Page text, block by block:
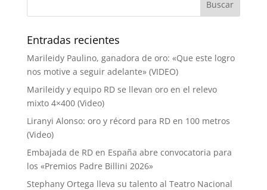
Entradas recientes
Marileidy Paulino, ganadora de oro: «Que este logro
nos motive a seguir adelante» (VIDEO)
Marileidy y equipo RD se llevan oro en el relevo
mixto 4×400 (Video)
Liranyi Alonso: oro y récord para RD en 100 metros
(Video)
Embajada de RD en España abre convocatoria para
los «Premios Padre Billini 2026»
Stephany Ortega lleva su talento al Teatro Nacional